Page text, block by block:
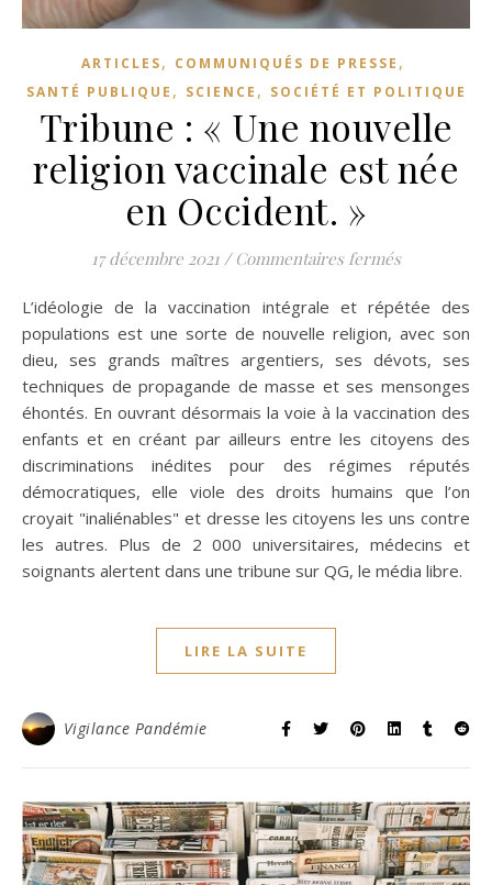
ARTICLES, COMMUNIQUÉS DE PRESSE ,
SANTÉ PUBLIQUE , SCIENCE , SOCIÉTÉ ET POLITIQUE
Tribune : « Une nouvelle
religion vaccinale est née
en Occident. »
17 décembre 2021 / Commentaires ferméssur Tribune
L’idéologie de la vaccination intégrale et répétée des
populations est une sorte de nouvelle religion, avec son
dieu, ses grands maîtres argentiers, ses dévots, ses
techniques de propagande de masse et ses mensonges
éhontés. En ouvrant désormais la voie à la vaccination des
enfants et en créant par ailleurs entre les citoyens des
discriminations inédites pour des régimes réputés
démocratiques, elle viole des droits humains que l’on
croyait "inaliénables" et dresse les citoyens les uns contre
les autres. Plus de 2 000 universitaires, médecins et
soignants alertent dans une tribune sur QG, le média libre.
LIRE LA SUITE
Vigilance Pandémie